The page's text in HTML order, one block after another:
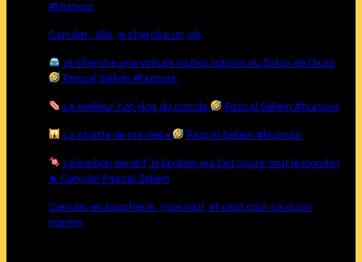
#Humour
Canular : Allo, je cherche un job
Je cherche une voiture toutes options au Salon de l’Auto
Pascal Sellem #humour
Le meilleur hot-dog du monde Pascal Sellem #humour
La chatte de ma mère Pascal Sellem #Humour
Le bonbon laxatif, le bonbon qui fait courir tout le monde !
★ Canular Pascal Sellem
Canular en boucherie : j’ose tout, et c’est pour ça qu’on
m’aime